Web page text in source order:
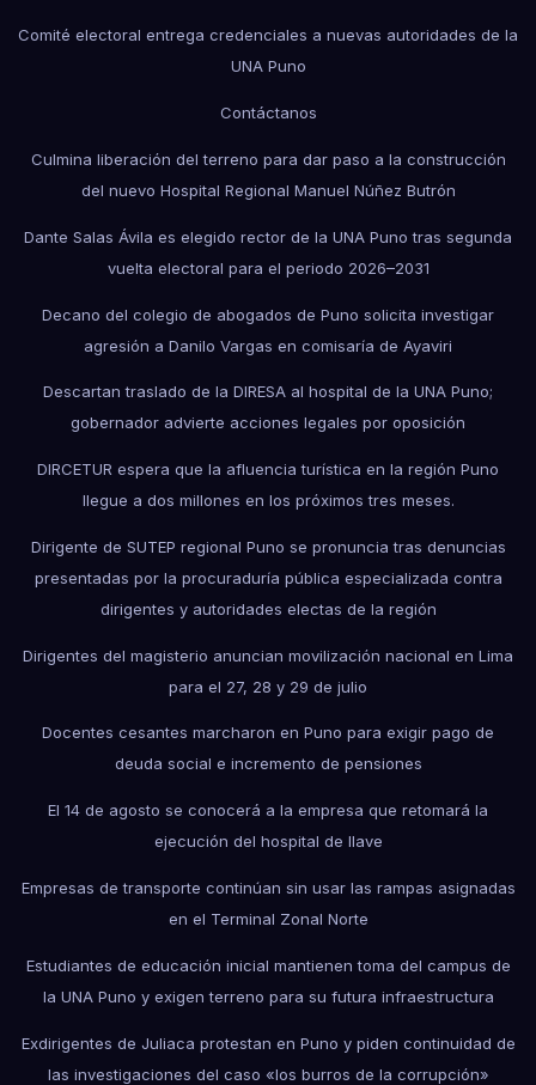
Comité electoral entrega credenciales a nuevas autoridades de la
UNA Puno
Contáctanos
Culmina liberación del terreno para dar paso a la construcción
del nuevo Hospital Regional Manuel Núñez Butrón
Dante Salas Ávila es elegido rector de la UNA Puno tras segunda
vuelta electoral para el periodo 2026–2031
Decano del colegio de abogados de Puno solicita investigar
agresión a Danilo Vargas en comisaría de Ayaviri
Descartan traslado de la DIRESA al hospital de la UNA Puno;
gobernador advierte acciones legales por oposición
DIRCETUR espera que la afluencia turística en la región Puno
llegue a dos millones en los próximos tres meses.
Dirigente de SUTEP regional Puno se pronuncia tras denuncias
presentadas por la procuraduría pública especializada contra
dirigentes y autoridades electas de la región
Dirigentes del magisterio anuncian movilización nacional en Lima
para el 27, 28 y 29 de julio
Docentes cesantes marcharon en Puno para exigir pago de
deuda social e incremento de pensiones
El 14 de agosto se conocerá a la empresa que retomará la
ejecución del hospital de Ilave
Empresas de transporte continúan sin usar las rampas asignadas
en el Terminal Zonal Norte
Estudiantes de educación inicial mantienen toma del campus de
la UNA Puno y exigen terreno para su futura infraestructura
Exdirigentes de Juliaca protestan en Puno y piden continuidad de
las investigaciones del caso «los burros de la corrupción»